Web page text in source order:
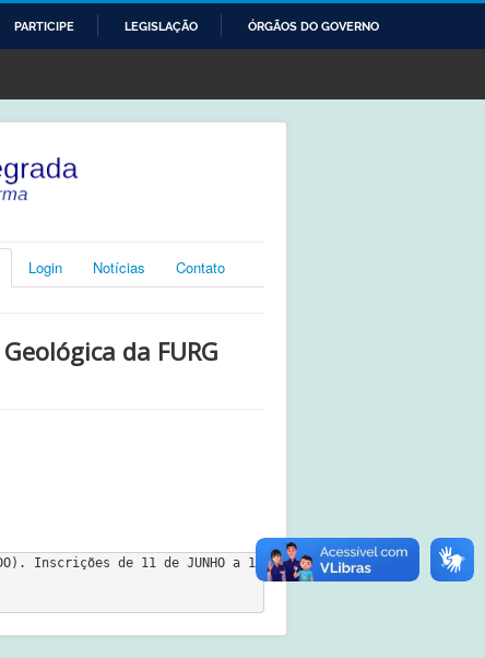
PARTICIPE LEGISLAÇÃO ÓRGÃOS DO GOVERNO
Login Notícias Contato
da FURG
Inscrições de 11 de JUNHO a 11